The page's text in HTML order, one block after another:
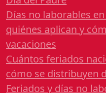
Días no laborables
quiénes aplican y
vacaciones
Cuántos feriados
cómo se distribuyen
Feriados y días no